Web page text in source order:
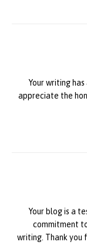
Your writing
appreciate the
Your blog is a
commitment
writing. Thank you